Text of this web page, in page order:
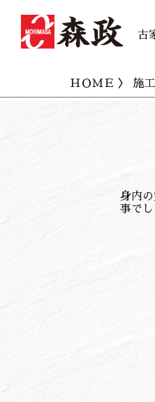
古
ＨＯＭＥ 〉 施
身内
事でし